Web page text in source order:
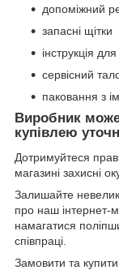
допоміжний
запасні щітки
інструкція
сервісний
паковання з
Виробник
купівлею
Дотримуйтеся
магазині захисні
Залишайте
про наш інтернет-
намагатися
співпраці.
Замовити та